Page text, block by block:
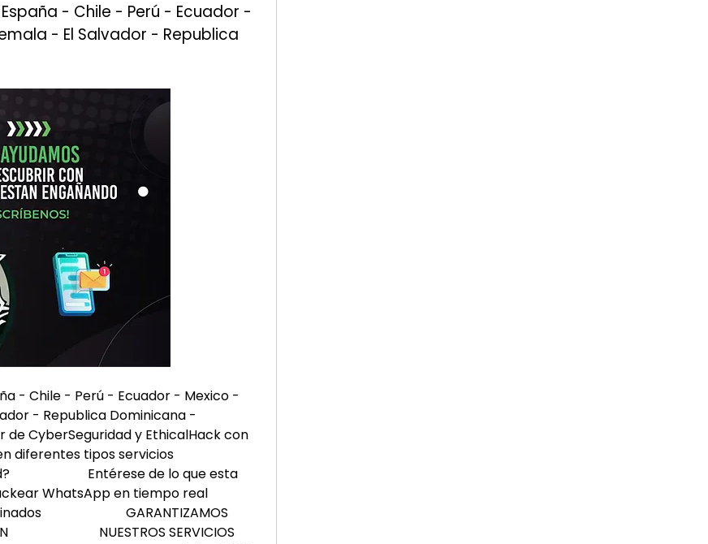
- Chile - Perú - Ecuador -
- El Salvador - Republica
- Chile - Perú - Ecuador - Mexico -
- Republica Dominicana -
de CyberSeguridad y EthicalHack con
diferentes tipos servicios
Entérese de lo que esta
WhatsApp en tiempo real
GARANTIZAMOS
NUESTROS SERVICIOS